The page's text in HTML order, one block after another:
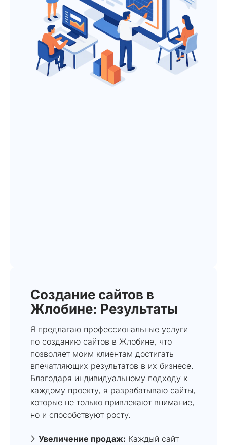
Создание сайтов в
Жлобине: Результаты
Я предлагаю профессиональные услуги
по созданию сайтов в Жлобине, что
позволяет моим клиентам достигать
впечатляющих результатов в их бизнесе.
Благодаря индивидуальному подходу к
каждому проекту, я разрабатываю сайты,
которые не только привлекают внимание,
но и способствуют росту.
Увеличение продаж: Каждый сайт